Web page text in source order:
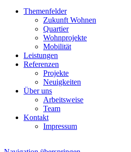
Themenfelder
Zukunft Wohnen
Quartier
Wohnprojekte
Mobilität
Leistungen
Referenzen
Projekte
Neuigkeiten
Über uns
Arbeitsweise
Team
Kontakt
Impressum